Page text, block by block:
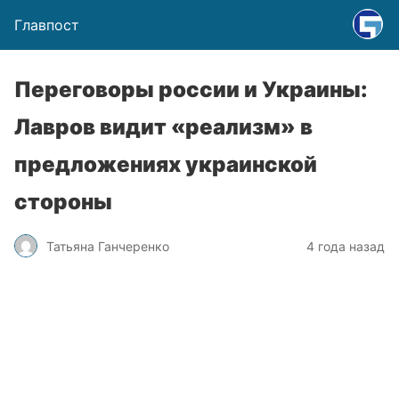
Главпост
Переговоры россии и Украины:
Лавров видит «реализм» в
предложениях украинской
стороны
Татьяна Ганчеренко 4 года назад